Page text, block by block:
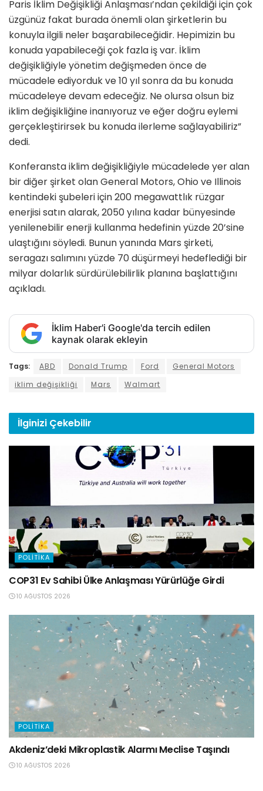
Paris İklim Değişikliği Anlaşması’ndan çekildiği için çok
üzgünüz fakat burada önemli olan şirketlerin bu
konuyla ilgili neler başarabileceğidir. Hepimizin bu
konuda yapabileceği çok fazla iş var. İklim
değişikliğiyle yönetim değişmeden önce de
mücadele ediyorduk ve 10 yıl sonra da bu konuda
mücadeleye devam edeceğiz. Ne olursa olsun biz
iklim değişikliğine inanıyoruz ve eğer doğru eylemi
gerçekleştirirsek bu konuda ilerleme sağlayabiliriz”
dedi.
Konferansta iklim değişikliğiyle mücadelede yer alan
bir diğer şirket olan General Motors, Ohio ve Illinois
kentindeki şubeleri için 200 megawattlık rüzgar
enerjisi satın alarak, 2050 yılına kadar bünyesinde
yenilenebilir enerji kullanma hedefinin yüzde 20’sine
ulaştığını söyledi. Bunun yanında Mars şirketi,
seragazı salımını yüzde 70 düşürmeyi hedeflediği bir
milyar dolarlık sürdürülebilirlik planına başlattığını
açıkladı.
İklim Haber'i Google'da tercih edilen
kaynak olarak ekleyin
Tags: ABD Donald Trump Ford
General Motors
iklim değişikliği
Mars Walmart
İlginizi Çekebilir
POLITIKA
COP31 Ev Sahibi Ülke Anlaşması Yürürlüğe Girdi
10 AĞUSTOS 2026
POLITIKA
Akdeniz’deki Mikroplastik Alarmı Meclise Taşındı
10 AĞUSTOS 2026